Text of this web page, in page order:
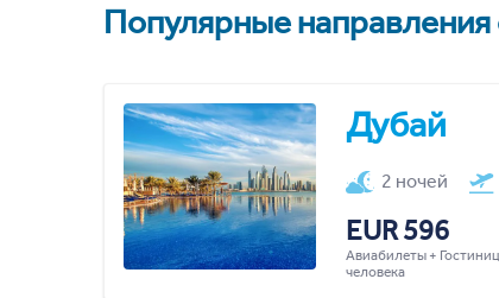
Популярные направления
Дубай
2 ночей
EUR 596
Авиабилеты +
человека